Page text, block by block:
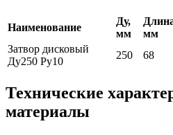
Наименование
Ду,
мм
мм
Затвор дисковый
Ду250 Ру10
250 68
Технические
материалы